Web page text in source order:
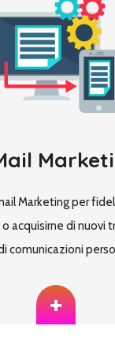
Marketing per
acquisirne di nuovi
comunicazioni